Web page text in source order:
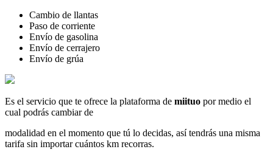
Cambio de llantas
Paso de corriente
Envío de gasolina
Envío de cerrajero
Envío de grúa
Es el servicio que te ofrece la plataforma de miituo por medio el
cual podrás cambiar de
modalidad en el momento que tú lo decidas, así tendrás una misma
tarifa sin importar cuántos km recorras.